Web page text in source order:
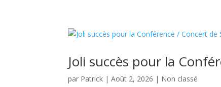
Joli succès pour la
par Patrick |Août 2, 2026 | Non classé